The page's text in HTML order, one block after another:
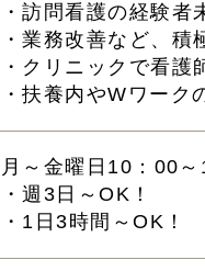
・訪問看護の経験者
・業務改善など、積
・クリニックで看護
・扶養内やWワーク
月～金曜日10：00
・週3日～OK！
・1日3時間～OK！